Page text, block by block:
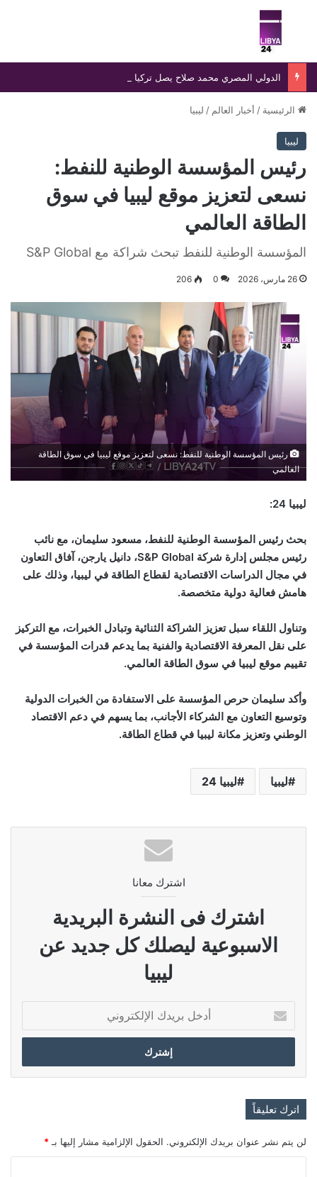
بحث عن
الرئيسية / أخبار العالم / ليبيا
ليبيا
رئيس المؤسسة الوطنية للنفط:
نسعى لتعزيز موقع ليبيا في سوق
الطاقة العالمي
المؤسسة الوطنية للنفط تبحث شراكة مع S&P Global
26 مارس، 2026 0
206
رئيس المؤسسة الوطنية للنفط: نسعى لتعزيز موقع ليبيا في سوق الطاقة
العالمي
ليبيا 24:
بحث رئيس المؤسسة الوطنية للنفط، مسعود سليمان، مع نائب
رئيس مجلس إدارة شركة S&P Global، دانيل يارجن، آفاق التعاون
في مجال الدراسات الاقتصادية لقطاع الطاقة في ليبيا، وذلك على
هامش فعالية دولية متخصصة.
وتناول اللقاء سبل تعزيز الشراكة الثنائية وتبادل الخبرات، مع التركيز
على نقل المعرفة الاقتصادية والفنية بما يدعم قدرات المؤسسة في
تقييم موقع ليبيا في سوق الطاقة العالمي.
وأكد سليمان حرص المؤسسة على الاستفادة من الخبرات الدولية
وتوسيع التعاون مع الشركاء الأجانب، بما يسهم في دعم الاقتصاد
الوطني وتعزيز مكانة ليبيا في قطاع الطاقة.
ليبيا ليبيا 24
اشترك معانا
اشترك فى النشرة البريدية
الاسبوعية ليصلك كل جديد عن
ليبيا
بريدك
الإلكتروني
اترك تعليقاً
لن يتم نشر عنوان بريدك الإلكتروني. الحقول الإلزامية مشار إليها بـ *